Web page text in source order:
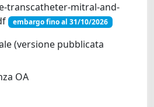
transcatheter-mitral-and-
embargo fino al 31/10/2026
(versione pubblicata
OA